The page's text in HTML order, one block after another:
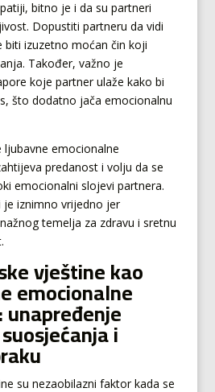
bitno je i da su partneri
Dopustiti partneru da vidi
izuzetno moćan čin koji
Također, važno je
koje partner ulaže kako bi
što dodatno jača emocionalnu
emocionalne
predanost i volju da se
emocionalni slojevi partnera.
je iznimno vrijedno jer
temelja za zdravu i sretnu
vještine kao
emocionalne
i
su nezaobilazni faktor kada se